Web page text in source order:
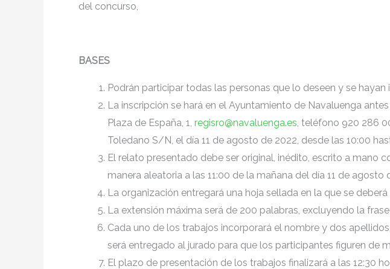
del concurso,
BASES
Podrán participar todas las personas que lo deseen y se hayan
La inscripción se hará en el Ayuntamiento de Navaluenga
Plaza de España, 1, regisro@navaluenga.es, teléfono 920 286
Toledano S/N, el día 11 de agosto de 2022, desde las 10:00
El relato presentado debe ser original, inédito, escrito a mano
manera aleatoria a las 11:00 de la mañana del día 11 de agosto
La organización entregará una hoja sellada en la que se
La extensión máxima será de 200 palabras, excluyendo la
Cada uno de los trabajos incorporará el nombre y dos
será entregado al jurado para que los participantes figuren de
El plazo de presentación de los trabajos finalizará a las 12:30